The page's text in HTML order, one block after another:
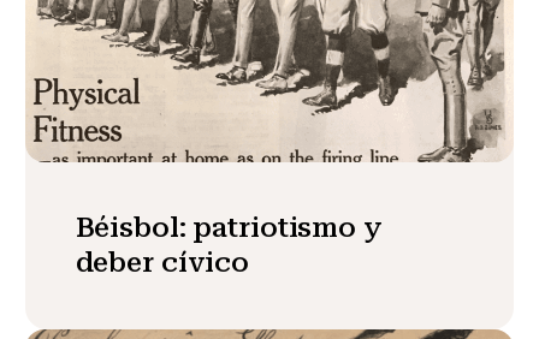
Béisbol: patriotismo y
deber cívico